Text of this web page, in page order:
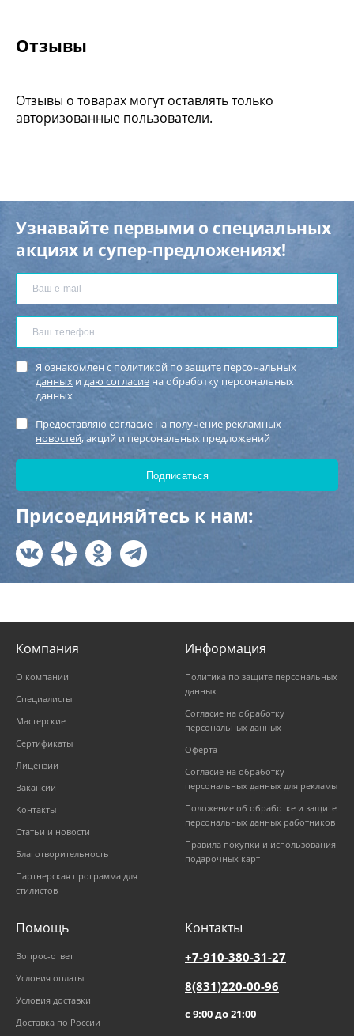
Отзывы
Отзывы о товарах могут оставлять только
авторизованные пользователи.
Узнавайте первыми о специальных
акциях и супер-предложениях!
Я ознакомлен с политикой по защите персональных
данных идаю согласие на обработку персональных
данных
Предоставляю согласие на получение рекламных
новостей, акций и персональных предложений
Присоединяйтесь к нам:
Компания
О компании
Специалисты
Мастерские
Сертификаты
Лицензии
Вакансии
Контакты
Статьи и новости
Благотворительность
Партнерская программа для
стилистов
Информация
Политика по защите персональных
данных
Согласие на обработку
персональных данных
Оферта
Согласие на обработку
персональных данных для рекламы
Положение об обработке и защите
персональных данных работников
Правила покупки и использования
подарочных карт
Помощь
Вопрос-ответ
Условия оплаты
Условия доставки
Доставка по России
Контакты
+7-910-380-31-27
8(831)220-00-96
с 9:00 до 21:00